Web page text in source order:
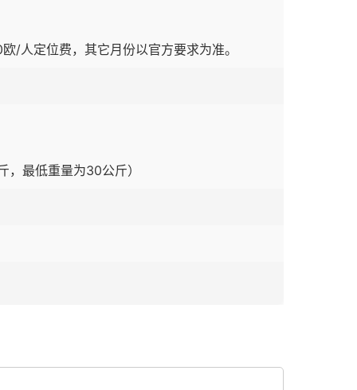
/人定位费，其它月份以官方要求为准。
最低重量为30公斤）